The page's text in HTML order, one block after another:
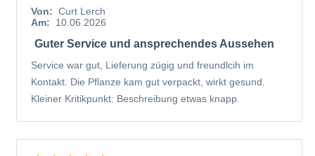
Von: Curt Lerch
Am:
10.06.2026
Guter Service und ansprechendes Aussehen
Service war gut, Lieferung zügig und freundlcih im
Kontakt. Die Pflanze kam gut verpackt, wirkt gesund.
Kleiner Kritikpunkt: Beschreibung etwas knapp.